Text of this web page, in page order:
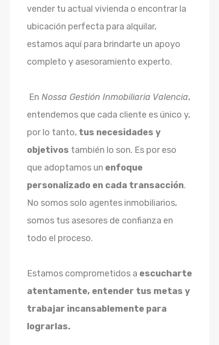
vender tu actual vivienda o encontrar la
ubicación perfecta para alquilar,
estamos aquí para brindarte un apoyo
completo y asesoramiento experto.
En Nossa Gestión Inmobiliaria Valencia,
entendemos que cada cliente es único y,
por lo tanto, tus necesidades y
objetivos también lo son. Es por eso
que adoptamos un enfoque
personalizado en cada transacción.
No somos solo agentes inmobiliarios,
somos tus asesores de confianza en
todo el proceso.
Estamos comprometidos a escucharte
atentamente, entender tus metas y
trabajar incansablemente para
lograrlas.